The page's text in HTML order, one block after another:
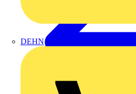
DEHN